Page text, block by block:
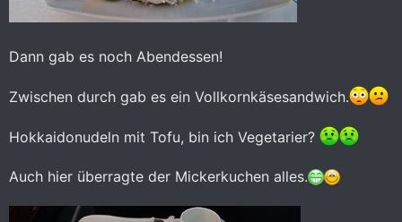
Dann gab es noch Abendessen!
Zwischen durch gab es ein Vollkornkäsesandwich.
Hokkaidonudeln mit Tofu, bin ich Vegetarier?
Auch hier überragte der Mickerkuchen alles.